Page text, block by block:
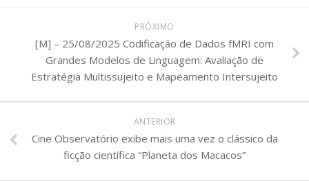
PRÓXIMO
[M] – 25/08/2025 Codificação de Dados fMRI com
Grandes Modelos de Linguagem: Avaliação de
Estratégia Multissujeito e Mapeamento Intersujeito
ANTERIOR
Cine Observatório exibe mais uma vez o clássico da
ficção científica “Planeta dos Macacos”